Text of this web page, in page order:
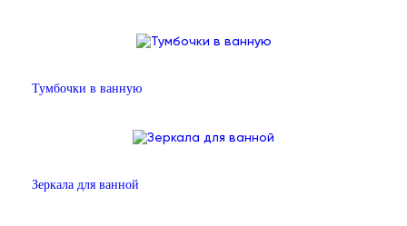
Тумбочки в ванную
Зеркала для ванной